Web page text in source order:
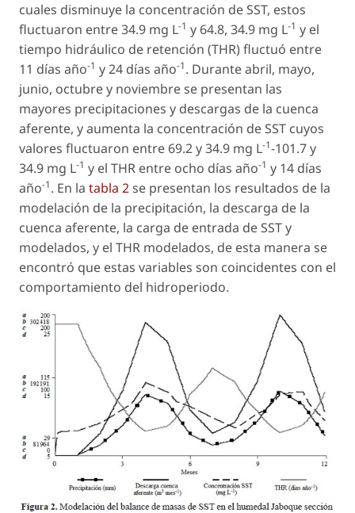
cuales disminuye la concentración de SST, estos
fluctuaron entre 34.9 mg L-1 y 64.8, 34.9 mg L-1 y el
tiempo hidráulico de retención (THR) fluctuó entre
11 días año-1 y 24 días año-1. Durante abril, mayo,
junio, octubre y noviembre se presentan las
mayores precipitaciones y descargas de la cuenca
aferente, y aumenta la concentración de SST cuyos
valores fluctuaron entre 69.2 y 34.9 mg L-1-101.7 y
34.9 mg L-1 y el THR entre ocho días año-1 y 14 días
año-1. En la tabla 2se presentan los resultados de la
modelación de la precipitación, la descarga de la
cuenca aferente, la carga de entrada de SST y
modelados, y el THR modelados, de esta manera se
encontró que estas variables son coincidentes con el
comportamiento del hidroperiodo.